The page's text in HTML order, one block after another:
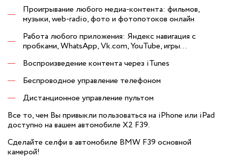
Проигрывание любого медиа-контента: фильмов,
музыки, web-radio, фото и фотопотоков онлайн
Работа любого приложения: Яндекс навигация с
пробками, WhatsApp, Vk.com, YouTube, игры...
Воспроизведение контента через iTunes
Беспроводное управление телефоном
Дистанционное управление пультом
Все то, чем Вы привыкли пользоваться на iPhone или iPad
доступно на вашем автомобиле X2 F39.
Сделайте селфи в автомобиле BMW F39 основной
камерой!